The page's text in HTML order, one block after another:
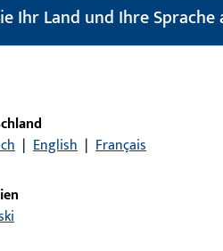
Ihr Land und Ihre Sprache
| English | Français